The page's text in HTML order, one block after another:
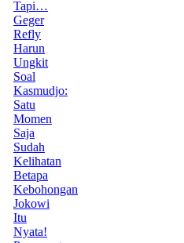
Tapi…
Geger
Refly
Harun
Ungkit
Soal
Kasmudjo:
Satu
Momen
Saja
Sudah
Kelihatan
Betapa
Kebohongan
Jokowi
Itu
Nyata!